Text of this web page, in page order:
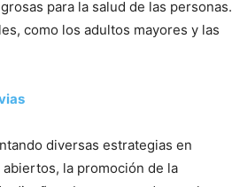
para la salud de las personas.
como los adultos mayores y las
diversas estrategias en
la promoción de la